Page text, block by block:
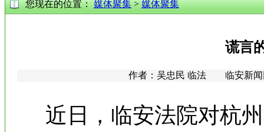
您现在的位置：媒体聚集>媒体聚集
谎言
作者：吴忠民 临法 临安新闻
近日，临安法院对杭